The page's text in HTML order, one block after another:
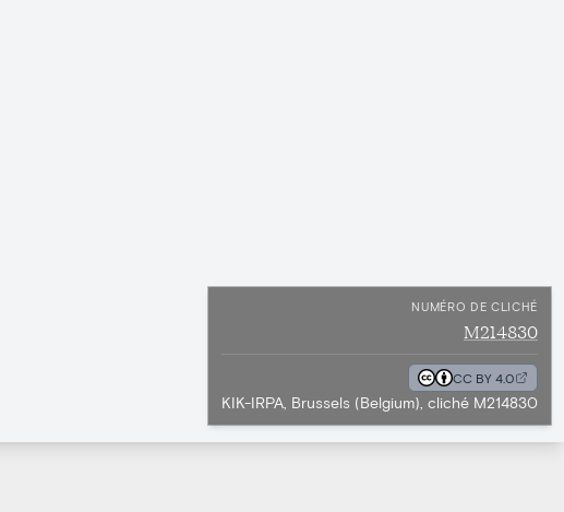
NUMÉRO DE CLICHÉ
M214830
CC BY 4.0
KIK-IRPA, Brussels (Belgium), cliché M214830